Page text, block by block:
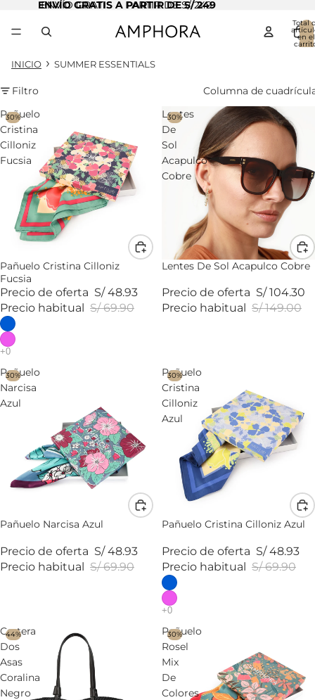
ENVÍO GRATIS A PARTIR DE S/ 249
ENVÍO GRATIS A PARTIR DE S/ 249
Total
en el
INICIO SUMMER ESSENTIALS
Filtro
Columna de
Pañuelo
Cristina
Cilloniz
Fucsia
30%
Pañuelo Cristina Cilloniz
Fucsia
Precio de oferta S/ 48.93
Precio habitual
S/ 69.90
Lentes
De
Sol
Acapulco
Cobre
30%
Lentes De Sol Acapulco Cobre
Precio de oferta S/ 104.30
Precio habitual
S/ 149.00
Pañuelo
Narcisa
Azul
30%
Pañuelo Narcisa Azul
Precio de oferta S/ 48.93
Precio habitual S/ 69.90
Pañuelo
Cristina
Cilloniz
Azul
30%
Pañuelo Cristina Cilloniz Azul
Precio de oferta S/ 48.93
Precio habitual S/ 69.90
Cartera
Dos
Asas
Coralina
Negro
44%
Pañuelo
Rosel
Mix
De
Colores
30%